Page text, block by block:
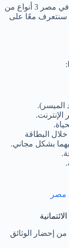
يقدم مصرف الإمارات دبي الإمارات دبي الوطني في مصر 3 أنواع من
سنتعرف معًا على
الميسر).
من خلال البطاقة
بشكل مجاني.
مصر
إحضار الوثائق